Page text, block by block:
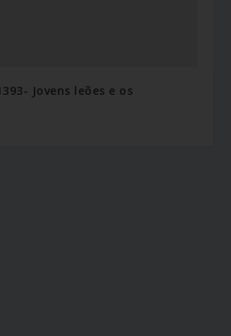
Jovens leões e os